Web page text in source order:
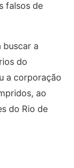
falsos de
buscar a
do
a corporação
ao
do Rio de